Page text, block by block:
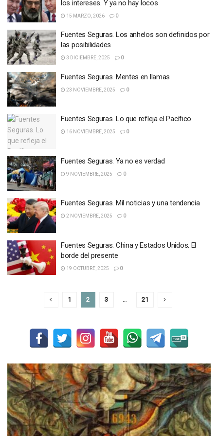
los intereses. Y ya no hay locos
15 MARZO, 2026 0
Fuentes Seguras. Los anhelos son definidos por
las posibilidades
3 DICIEMBRE, 2025 0
Fuentes Seguras. Mentes en llamas
23 NOVIEMBRE, 2025 0
Fuentes Seguras. Lo que refleja el Pacífico
16 NOVIEMBRE, 2025 0
Fuentes Seguras. Ya no es verdad
9 NOVIEMBRE, 2025 0
Fuentes Seguras. Mil noticias y una tendencia
2 NOVIEMBRE, 2025 0
Fuentes Seguras. China y Estados Unidos. El
borde del presente
19 OCTUBRE, 2025 0
1 2 3 … 21